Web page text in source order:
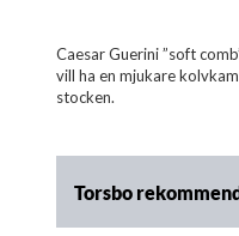
bildgalleriet
Caesar Guerini ”soft
vill ha en mjukare
stocken.
Torsbo